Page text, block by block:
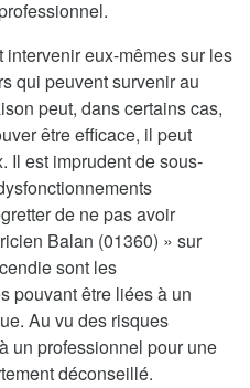
eux-mêmes sur les
qui peuvent survenir au
peut, dans certains cas,
être efficace, il peut
Il est imprudent de sous-
de ne pas avoir
Balan (01360) » sur
sont les
pouvant être liées à un
Au vu des risques
un professionnel pour une
déconseillé.